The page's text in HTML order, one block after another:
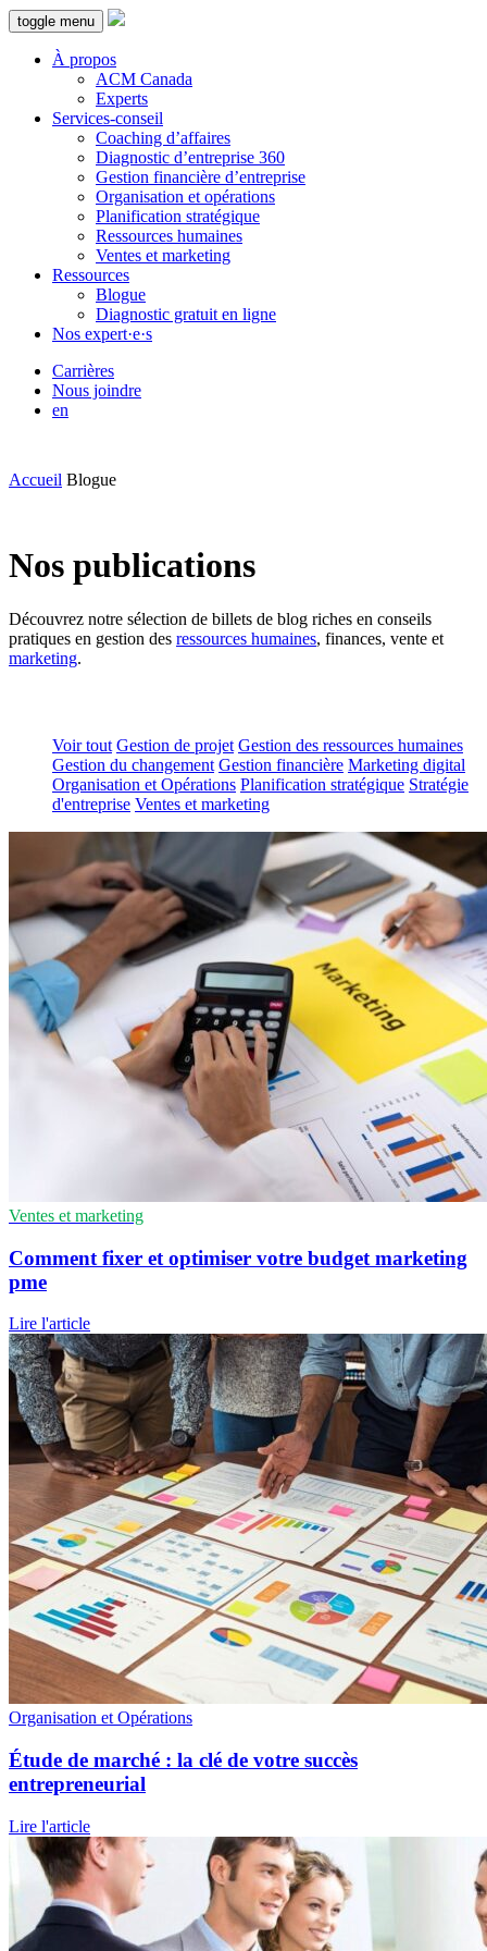
toggle menu
À propos
ACM Canada
Experts
Services-conseil
Coaching d’affaires
Diagnostic d’entreprise 360
Gestion financière d’entreprise
Organisation et opérations
Planification stratégique
Ressources humaines
Ventes et marketing
Ressources
Blogue
Diagnostic gratuit en ligne
Nos expert·e·s
Carrières
Nous joindre
en
Accueil Blogue
Nos publications
Découvrez notre sélection de billets de blog riches en conseils
pratiques en gestion des ressources humaines, finances, vente et
marketing.
Voir tout Gestion de projet Gestion des ressources humaines
Gestion du changement Gestion financière Marketing digital
Organisation et Opérations Planification stratégique Stratégie
d'entreprise Ventes et marketing
Ventes et marketing
Comment fixer et optimiser votre budget marketing
pme
Lire l'article
Organisation et Opérations
Étude de marché : la clé de votre succès
entrepreneurial
Lire l'article